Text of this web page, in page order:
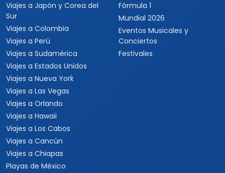
Viajes a Japón y Corea del
Sur
Viajes a Colombia
Viajes a Perú
Viajes a Sudamérica
Viajes a Estados Unidos
Viajes a Nueva York
Viajes a Las Vegas
Viajes a Orlando
Viajes a Hawaii
Viajes a Los Cabos
Viajes a Cancún
Viajes a Chiapas
Playas de México
Fórmula 1
Mundial 2026
Eventos Musicales y
Conciertos
Festivales